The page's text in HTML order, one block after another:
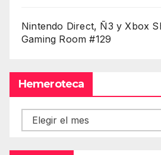
Nintendo Direct, Ñ3 y Xbox
Gaming Room #129
Hemeroteca
Hemeroteca